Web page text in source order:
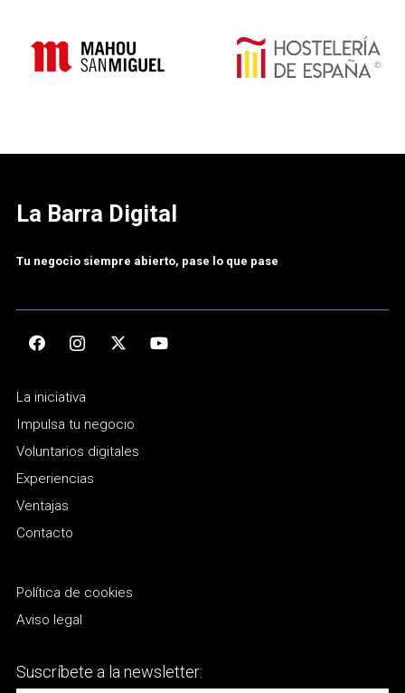
La Barra Digital
Tu negocio siempre abierto, pase lo que pase
La iniciativa
Impulsa tu negocio
Voluntarios digitales
Experiencias
Ventajas
Contacto
Política de cookies
Aviso legal
Suscríbete a la newsletter: